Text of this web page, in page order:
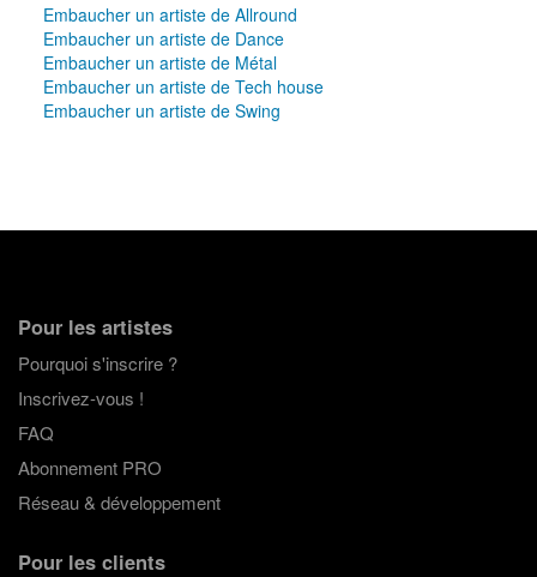
Embaucher un artiste de Allround
Embaucher un artiste de Dance
Embaucher un artiste de Métal
Embaucher un artiste de Tech house
Embaucher un artiste de Swing
Pour les artistes
Pourquoi s'inscrire ?
Inscrivez-vous !
FAQ
Abonnement PRO
Réseau & développement
Pour les clients